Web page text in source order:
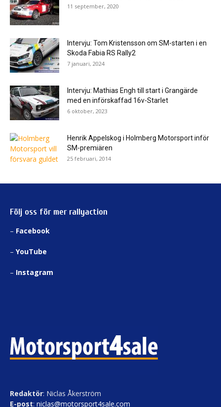
11 september, 2020
Intervju: Tom Kristensson om SM-starten i en
Skoda Fabia RS Rally2
7 januari, 2024
Intervju: Mathias Engh till start i Grangärde
med en införskaffad 16v-Starlet
6 oktober, 2023
Henrik Appelskog i Holmberg Motorsport inför
SM-premiären
25 februari, 2014
Följ oss för mer rallyaction
– Facebook
– YouTube
– Instagram
Redaktör: Niclas Åkerström
E-post: niclas@motorsport4sale.com